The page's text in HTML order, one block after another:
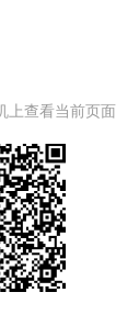
上查看当前页面